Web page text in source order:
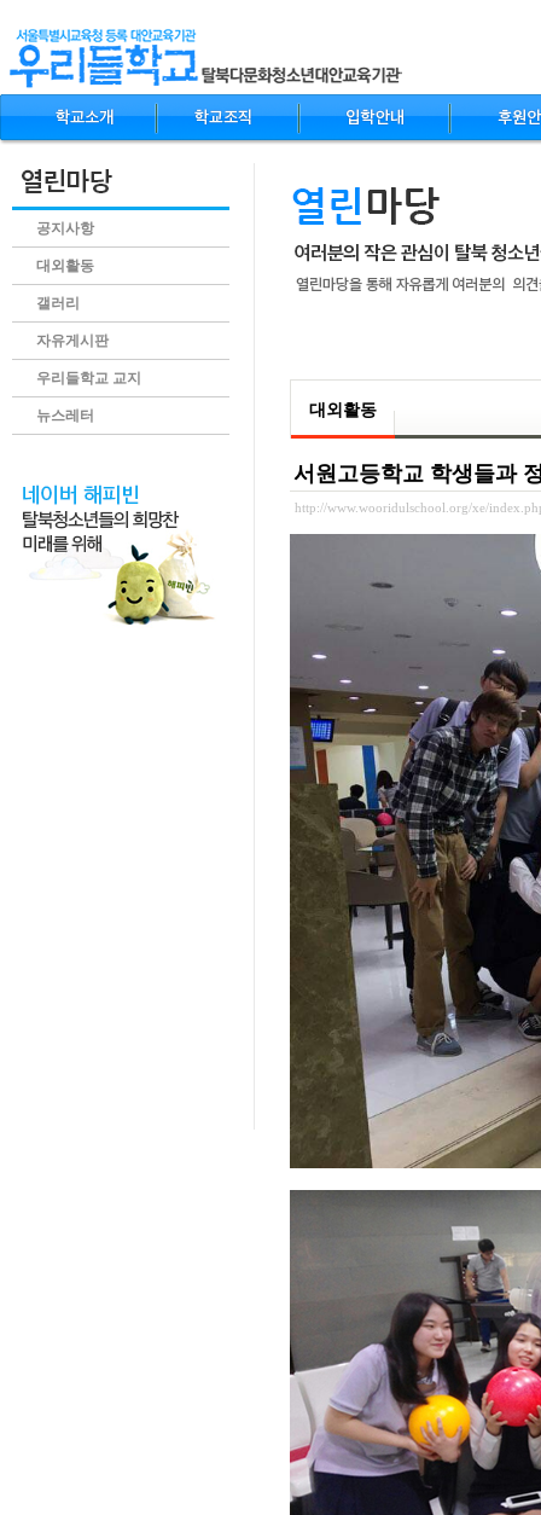
공지사항
대외활동
갤러리
자유게시판
우리들학교 교지
뉴스레터 대외활동
서원고등학교 학생들과
http://www.wooridulschool.org/xe/